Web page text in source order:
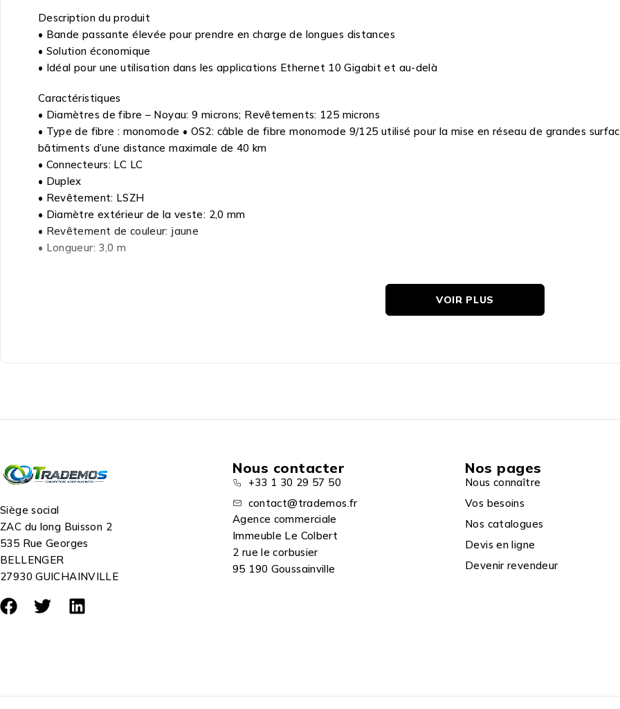
Description du produit
• Bande passante élevée pour prendre en charge de longues distances
• Solution économique
• Idéal pour une utilisation dans les applications Ethernet 10 Gigabit et au-delà
Caractéristiques
• Diamètres de fibre – Noyau: 9 microns; Revêtements: 125 microns
• Type de fibre : monomode • OS2: câble de fibre monomode 9/125 utilisé pour la mise en réseau de grandes
bâtiments d’une distance maximale de 40 km
• Connecteurs: LC LC
• Duplex
• Revêtement: LSZH
• Diamètre extérieur de la veste: 2,0 mm
• Revêtement de couleur: jaune
• Longueur: 3,0 m
VOIR PLUS
Siège social
ZAC du long Buisson 2
535 Rue Georges
BELLENGER
27930 GUICHAINVILLE
Nous contacter
+33 1 30 29 57 50
contact@trademos.fr
Agence commerciale
Immeuble Le Colbert
2 rue le corbusier
95 190 Goussainville
Nos pages
Nous connaître
Vos besoins
Nos catalogues
Devis en ligne
Devenir revendeur